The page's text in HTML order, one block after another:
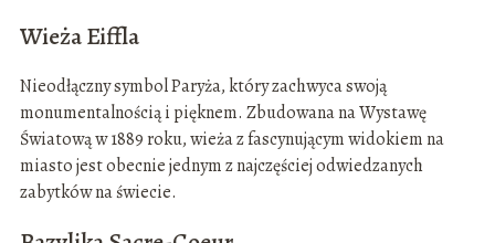
Wieża Eiffla
Nieodłączny symbol Paryża, który zachwyca swoją
monumentalnością i pięknem. Zbudowana na Wystawę
Światową w 1889 roku, wieża z fascynującym widokiem na
miasto jest obecnie jednym z najczęściej odwiedzanych
zabytków na świecie.